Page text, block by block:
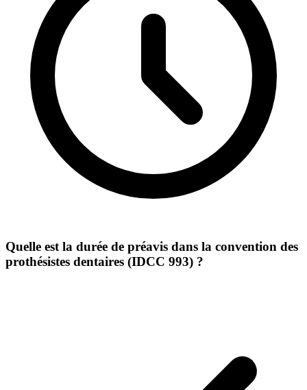
Quelle est la durée de préavis dans la convention des
prothésistes dentaires (IDCC 993) ?